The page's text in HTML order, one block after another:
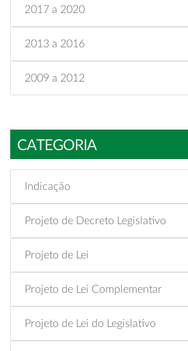
2017 a 2020
2013 a 2016
2009 a 2012
CATEGORIA
Indicação
Projeto de Decreto Legislativo
Projeto de Lei
Projeto de Lei Complementar
Projeto de Lei do Legislativo